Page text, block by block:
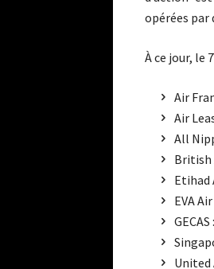
opérées par
À ce jour, le
Air
Air
All
British
Etihad
EVA
GECAS
United